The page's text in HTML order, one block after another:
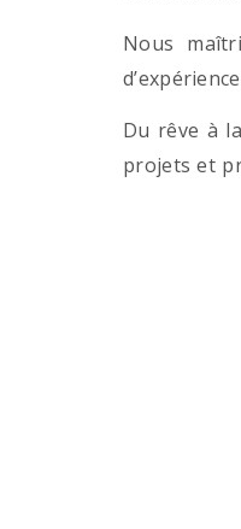
Nous
Du rêve à
projets et